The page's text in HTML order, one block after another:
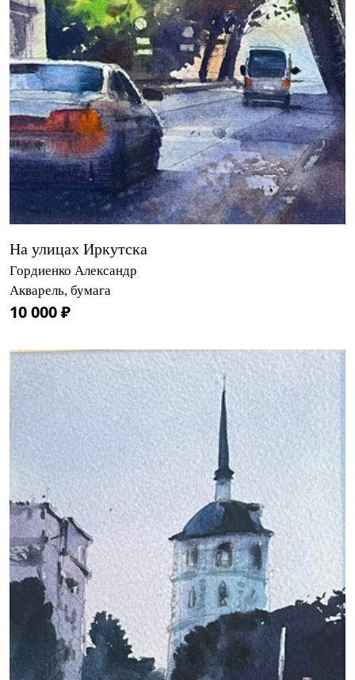
На улицах Иркутска
Гордиенко Александр
Акварель, бумага
10 000 ₽